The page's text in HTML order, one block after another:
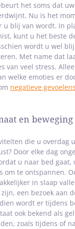
het soms dat
Nu is het
u blij van wordt. In
kunt u het beste
wordt u wel
Met name dat
van veel stress.
welke emoties er
negatieve
en beweging
die u overdag
Door elke dag
u naar bed gaat,
om te ontspannen.
in slaap
een bezoek aan
wordt er tijdens
ook bekend als
zoals tijdens of